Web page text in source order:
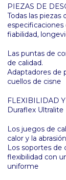
PIEZAS DE
Todas las
especificaciones
fiabilidad,
Las puntas de
de calidad.
Adaptadores de
cuellos de cisne
FLEXIBILIDAD
Duraflex Ultralite
Los juegos de
calor y la
Los soportes de
flexibilidad con
uniforme